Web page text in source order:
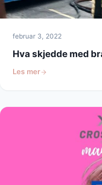
februar 3, 2022
Hva skjedde med
Les mer